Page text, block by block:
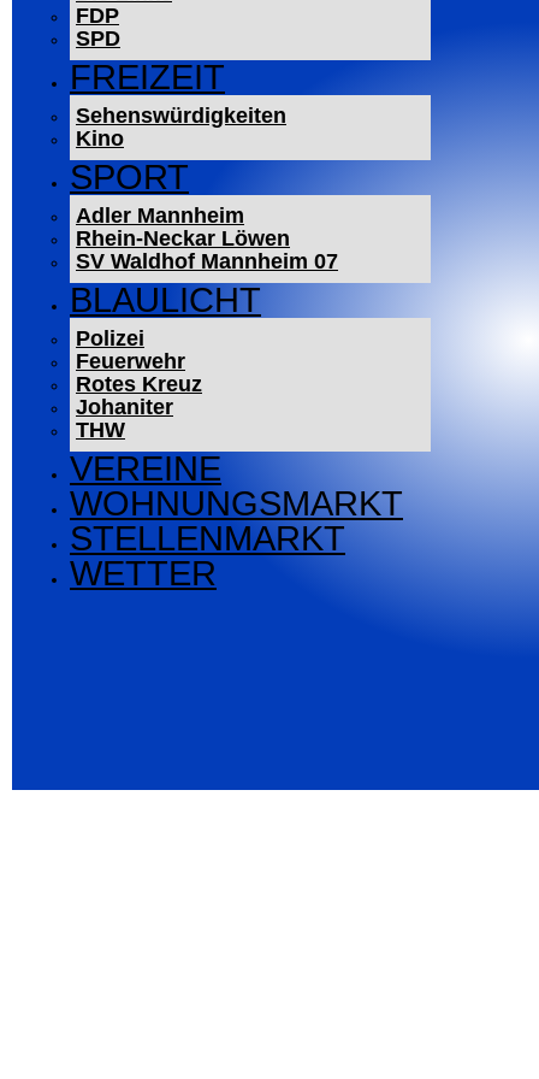
FDP
SPD
FREIZEIT
Sehenswürdigkeiten
Kino
SPORT
Adler Mannheim
Rhein-Neckar Löwen
SV Waldhof Mannheim 07
BLAULICHT
Polizei
Feuerwehr
Rotes Kreuz
Johaniter
THW
VEREINE
WOHNUNGSMARKT
STELLENMARKT
WETTER